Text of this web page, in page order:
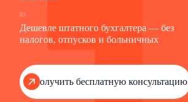
03
Дешевле штатного бухгалтера — без
налогов, отпусков и больничных
Получить бесплатную консультацию